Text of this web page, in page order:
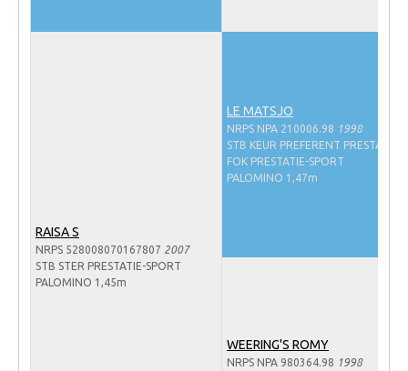
Informatie aan je paard of pony toevoegen
Veulen registratie
RAISA S
NRPS 528008070167807 2007
STB STER PRESTATIE-SPORT
PALOMINO 1,45m
LE MATSJO
NRPS NPA 210006.98 1998
STB KEUR PREFERENT PRESTATIE-
FOK PRESTATIE-SPORT
PALOMINO 1,47m
WEERING'S ROMY
NRPS NPA 980364.98 1998